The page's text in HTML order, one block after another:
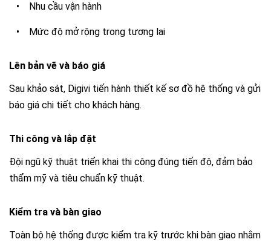
• Nhu cầu vận hành
• Mức độ mở rộng trong tương lai
Lên bản vẽ và báo giá
Sau khảo sát, Digivi tiến hành thiết kế sơ đồ hệ thống và gửi
báo giá chi tiết cho khách hàng.
Thi công và lắp đặt
Đội ngũ kỹ thuật triển khai thi công đúng tiến độ, đảm bảo
thẩm mỹ và tiêu chuẩn kỹ thuật.
Kiểm tra và bàn giao
Toàn bộ hệ thống được kiểm tra kỹ trước khi bàn giao nhằm